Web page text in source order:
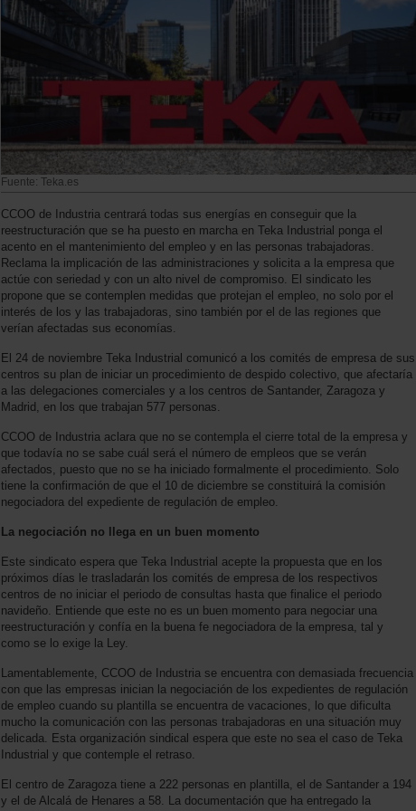
Fuente: Teka.es
CCOO de Industria centrará todas sus energías en conseguir que la
reestructuración que se ha puesto en marcha en Teka Industrial ponga el
acento en el mantenimiento del empleo y en las personas trabajadoras.
Reclama la implicación de las administraciones y solicita a la empresa que
actúe con seriedad y con un alto nivel de compromiso. El sindicato les
propone que se contemplen medidas que protejan el empleo, no solo por el
interés de los y las trabajadoras, sino también por el de las regiones que
verían afectadas sus economías.
El 24 de noviembre Teka Industrial comunicó a los comités de empresa de sus
centros su plan de iniciar un procedimiento de despido colectivo, que afectaría
a las delegaciones comerciales y a los centros de Santander, Zaragoza y
Madrid, en los que trabajan 577 personas.
CCOO de Industria aclara que no se contempla el cierre total de la empresa y
que todavía no se sabe cuál será el número de empleos que se verán
afectados, puesto que no se ha iniciado formalmente el procedimiento. Solo
tiene la confirmación de que el 10 de diciembre se constituirá la comisión
negociadora del expediente de regulación de empleo.
La negociación no llega en un buen momento
Este sindicato espera que Teka Industrial acepte la propuesta que en los
próximos días le trasladarán los comités de empresa de los respectivos
centros de no iniciar el periodo de consultas hasta que finalice el periodo
navideño. Entiende que este no es un buen momento para negociar una
reestructuración y confía en la buena fe negociadora de la empresa, tal y
como se lo exige la Ley.
Lamentablemente, CCOO de Industria se encuentra con demasiada frecuencia
con que las empresas inician la negociación de los expedientes de regulación
de empleo cuando su plantilla se encuentra de vacaciones, lo que dificulta
mucho la comunicación con las personas trabajadoras en una situación muy
delicada. Esta organización sindical espera que este no sea el caso de Teka
Industrial y que contemple el retraso.
El centro de Zaragoza tiene a 222 personas en plantilla, el de Santander a 194
y el de Alcalá de Henares a 58. La documentación que ha entregado la